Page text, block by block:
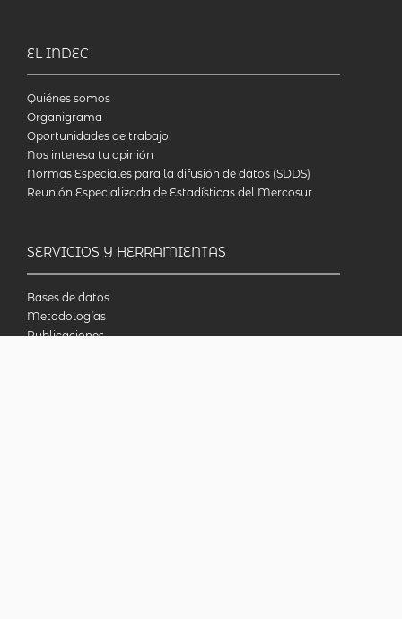
EL INDEC
Quiénes somos
Organigrama
Oportunidades de trabajo
Nos interesa tu opinión
Normas Especiales para la difusión de datos (SDDS)
Reunión Especializada de Estadísticas del Mercosur
SERVICIOS Y HERRAMIENTAS
Bases de datos
Metodologías
Publicaciones